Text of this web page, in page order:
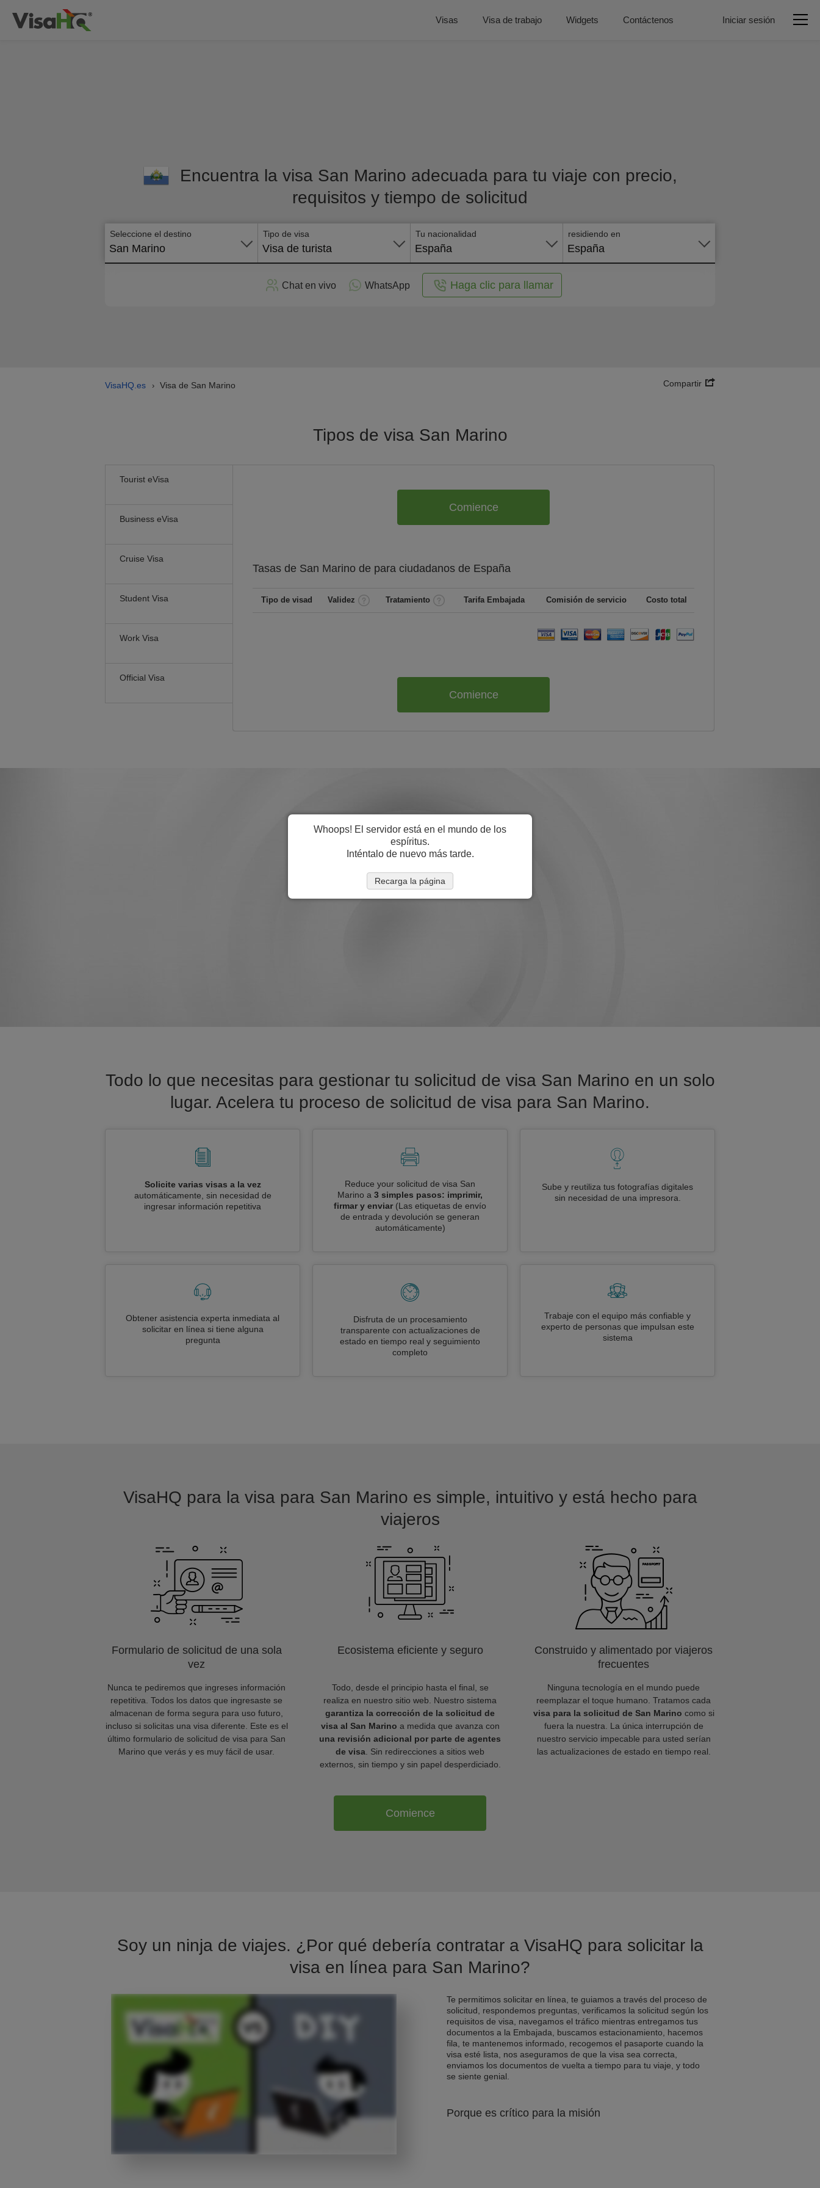
Visas Visa de trabajo Widgets Contáctenos Iniciar sesión
Encuentra la visa San Marino adecuada para tu viaje con precio,
requisitos y tiempo de solicitud
Seleccione el destino
San Marino
Tipo de visa
Visa de turista
Tu nacionalidad
España
residiendo en
España
Chat en vivo WhatsApp Haga clic para llamar
VisaHQ.es › Visa de San Marino Compartir
Tipos de visa San Marino
Tourist eVisa
Business eVisa
Cruise Visa
Student Visa
Work Visa
Official Visa
Comience
Tasas de San Marino de para ciudadanos de España
Tipo de visad Validez Tratamiento Tarifa Embajada Comisión de servicio Costo total
Comience
Todo lo que necesitas para gestionar tu solicitud de visa San Marino en un solo
lugar. Acelera tu proceso de solicitud de visa para San Marino.
Solicite varias visas a la vez
automáticamente, sin necesidad de
ingresar información repetitiva
Reduce your solicitud de visa San
Marino a 3 simples pasos: imprimir,
firmar y enviar (Las etiquetas de envío
de entrada y devolución se generan
automáticamente)
Sube y reutiliza tus fotografías digitales
sin necesidad de una impresora.
Obtener asistencia experta inmediata al
solicitar en línea si tiene alguna
pregunta
Disfruta de un procesamiento
transparente con actualizaciones de
estado en tiempo real y seguimiento
completo
Trabaje con el equipo más confiable y
experto de personas que impulsan este
sistema
VisaHQ para la visa para San Marino es simple, intuitivo y está hecho para
viajeros
Formulario de solicitud de una sola
vez
Nunca te pediremos que ingreses información
repetitiva. Todos los datos que ingresaste se
almacenan de forma segura para uso futuro,
incluso si solicitas una visa diferente. Este es el
último formulario de solicitud de visa para San
Marino que verás y es muy fácil de usar.
Ecosistema eficiente y seguro
Todo, desde el principio hasta el final, se
realiza en nuestro sitio web. Nuestro sistema
garantiza la corrección de la solicitud de
visa al San Marino a medida que avanza con
una revisión adicional por parte de agentes
de visa . Sin redirecciones a sitios web
externos, sin tiempo y sin papel desperdiciado.
Construido y alimentado por viajeros
frecuentes
Ninguna tecnología en el mundo puede
reemplazar el toque humano. Tratamos cada
visa para la solicitud de San Marino como si
fuera la nuestra. La única interrupción de
nuestro servicio impecable para usted serían
las actualizaciones de estado en tiempo real.
Comience
Soy un ninja de viajes. ¿Por qué debería contratar a VisaHQ para solicitar la
visa en línea para San Marino?
Te permitimos solicitar en línea, te guiamos a través del proceso de
solicitud, respondemos preguntas, verificamos la solicitud según los
requisitos de visa, navegamos el tráfico mientras entregamos tus
documentos a la Embajada, buscamos estacionamiento, hacemos
fila, te mantenemos informado, recogemos el pasaporte cuando la
visa esté lista, nos aseguramos de que la visa sea correcta,
enviamos los documentos de vuelta a tiempo para tu viaje, y todo
se siente genial.
Porque es crítico para la misión
Whoops! El servidor está en el mundo de los
espíritus.
Inténtalo de nuevo más tarde.
Recarga la página